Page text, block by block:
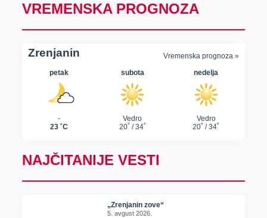
VREMENSKA PROGNOZA
NAJČITANIJE VESTI
„Zrenjanin zove“
5. avgust 2026.